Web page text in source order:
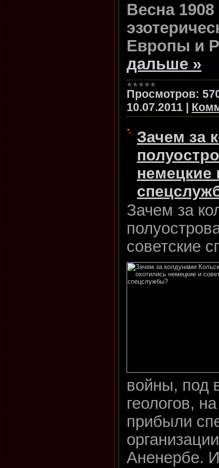
Весна
Европы и
дальше »
Просмотров:
10.07.2011 |
Зачем за
немецкие
Зачем за
советские
войны, под
геологов,
прибыли
Аненербе.